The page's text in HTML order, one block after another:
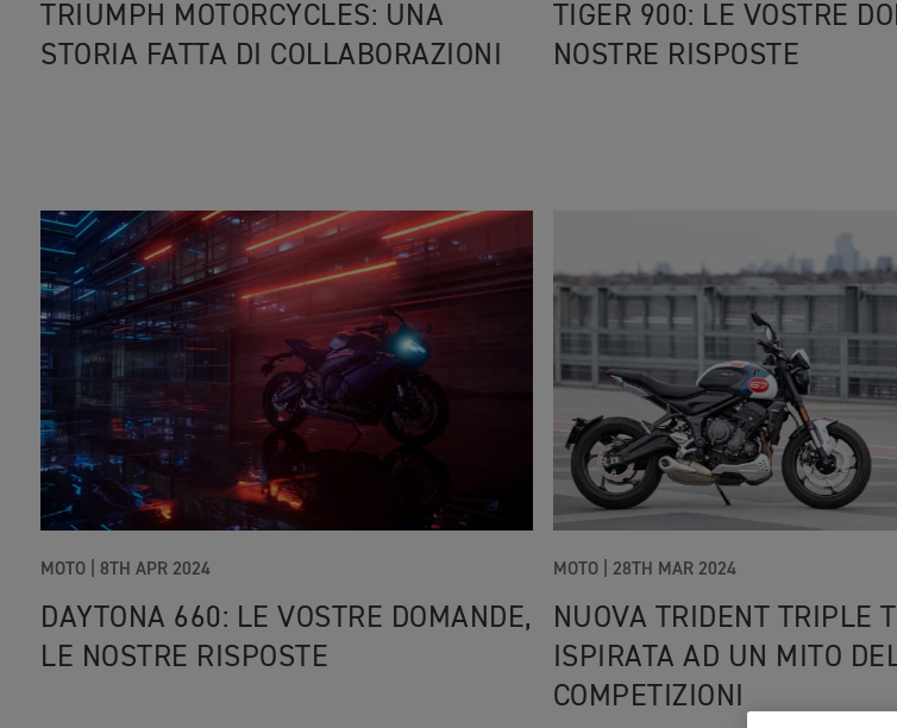
TRIUMPH MOTORCYCLES: UNA
STORIA FATTA DI COLLABORAZIONI
TIGER 900: LE VOSTRE
NOSTRE RISPOSTE
MOTO 8TH APR 2024
DAYTONA 660: LE VOSTRE DOMANDE,
LE NOSTRE RISPOSTE
MOTO| 28TH MAR 2024
NUOVA TRIDENT TRIPLE
ISPIRATA AD UN MITO
COMPETIZIONI